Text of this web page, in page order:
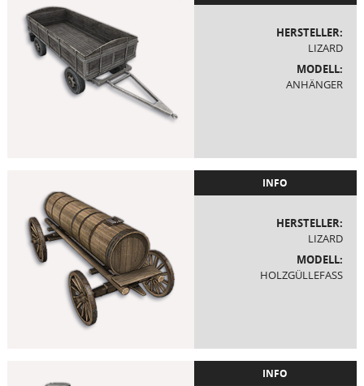
HERSTELLER:
LIZARD
MODELL:
ANHÄNGER
INFO
HERSTELLER:
LIZARD
MODELL:
HOLZGÜLLEFASS
INFO